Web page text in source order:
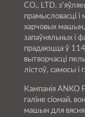
CO., LTD.
прамысловасці
харчовых
запаўняльных і
прадаюцца ў
вытворчасці
лістоў, самосы і
Кампанія ANKO
галіне сіомай,
машын для